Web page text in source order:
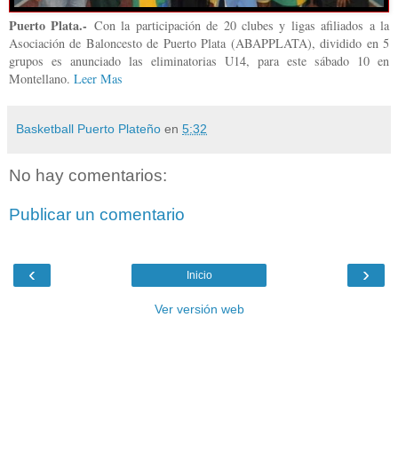
Puerto Plata.- Con la participación de 20 clubes y ligas afiliados a la
Asociación de Baloncesto de Puerto Plata (ABAPPLATA), dividido en 5
grupos es anunciado las eliminatorias U14, para este sábado 10 en
Montellano. Leer Mas
Basketball Puerto Plateño en 5:32
No hay comentarios:
Publicar un comentario
‹ ›
Inicio
Ver versión web